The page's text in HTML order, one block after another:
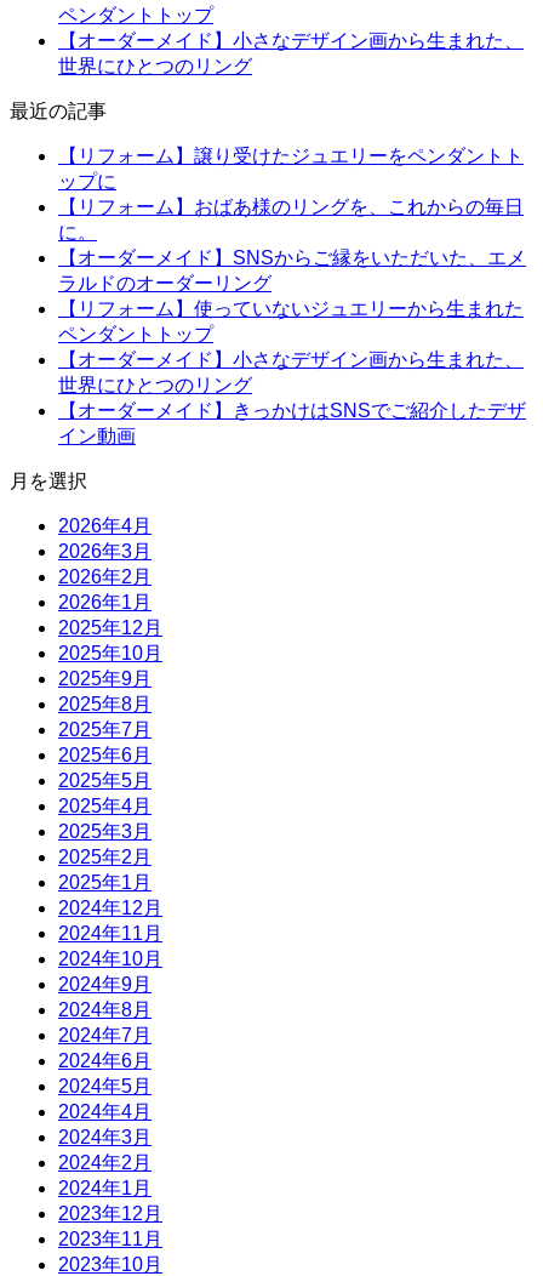
ペンダントトップ
【オーダーメイド】小さなデザイン画から生まれた、
世界にひとつのリング
最近の記事
【リフォーム】譲り受けたジュエリーをペンダントト
ップに
【リフォーム】おばあ様のリングを、これからの毎日
に。
【オーダーメイド】SNSからご縁をいただいた、エメ
ラルドのオーダーリング
【リフォーム】使っていないジュエリーから生まれた
ペンダントトップ
【オーダーメイド】小さなデザイン画から生まれた、
世界にひとつのリング
【オーダーメイド】きっかけはSNSでご紹介したデザ
イン動画
月を選択
2026年4月
2026年3月
2026年2月
2026年1月
2025年12月
2025年10月
2025年9月
2025年8月
2025年7月
2025年6月
2025年5月
2025年4月
2025年3月
2025年2月
2025年1月
2024年12月
2024年11月
2024年10月
2024年9月
2024年8月
2024年7月
2024年6月
2024年5月
2024年4月
2024年3月
2024年2月
2024年1月
2023年12月
2023年11月
2023年10月